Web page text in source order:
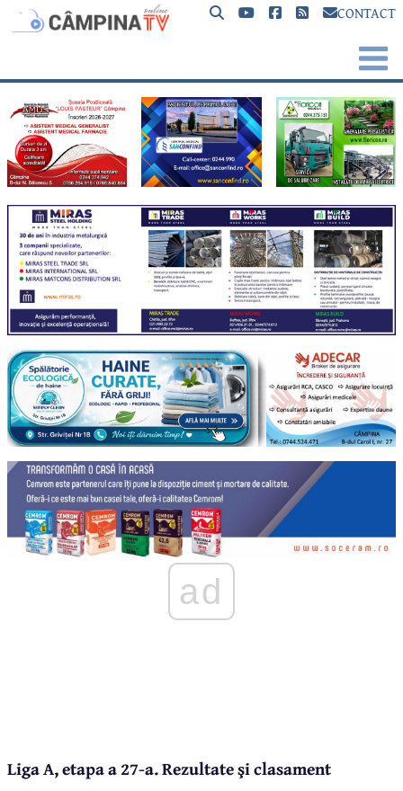
CONTACT
ad
Liga A, etapa a 27-a. Rezultate şi clasament